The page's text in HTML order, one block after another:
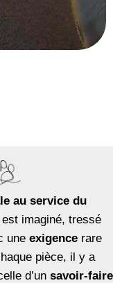
au service du
imaginé, tressé
une exigence rare
pièce, il y a
d’un savoir-faire